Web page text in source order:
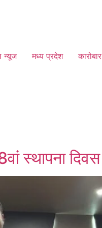
न्यूज मध्य प्रदेश कारोबार
स्थापना दिवस